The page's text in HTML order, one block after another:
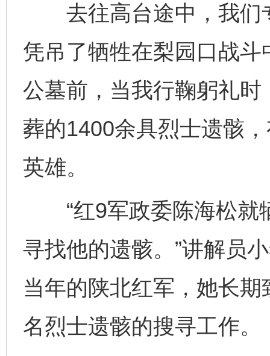
去往高台途中，我们
凭吊了牺牲在梨园口战
公墓前，当我行鞠躬礼
葬的1400余具烈士遗骸
英雄。
“红9军政委陈海松就
寻找他的遗骸。”讲解员
当年的陕北红军，她长
名烈士遗骸的搜寻工作。